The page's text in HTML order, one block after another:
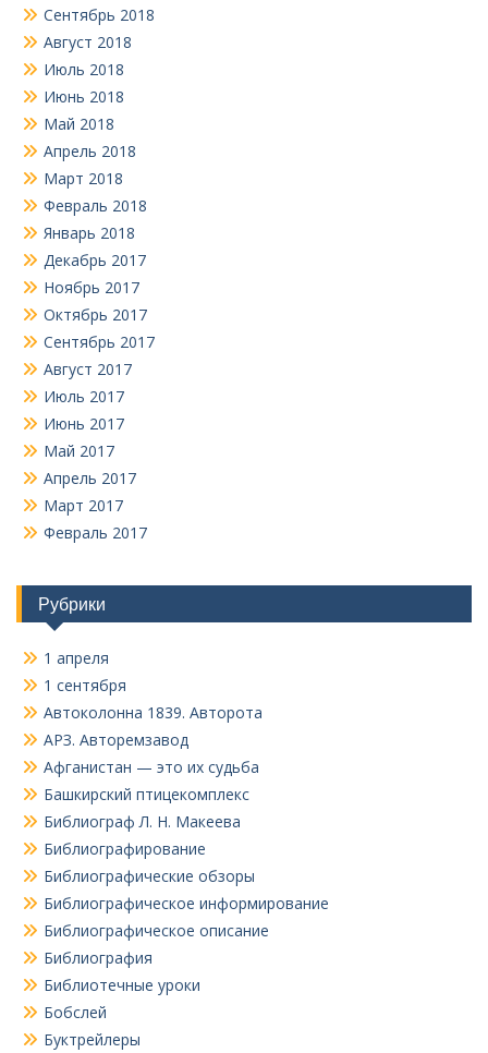
Сентябрь 2018
Август 2018
Июль 2018
Июнь 2018
Май 2018
Апрель 2018
Март 2018
Февраль 2018
Январь 2018
Декабрь 2017
Ноябрь 2017
Октябрь 2017
Сентябрь 2017
Август 2017
Июль 2017
Июнь 2017
Май 2017
Апрель 2017
Март 2017
Февраль 2017
Рубрики
1 апреля
1 сентября
Автоколонна 1839. Авторота
АРЗ. Авторемзавод
Афганистан — это их судьба
Башкирский птицекомплекс
Библиограф Л. Н. Макеева
Библиографирование
Библиографические обзоры
Библиографическое информирование
Библиографическое описание
Библиография
Библиотечные уроки
Бобслей
Буктрейлеры